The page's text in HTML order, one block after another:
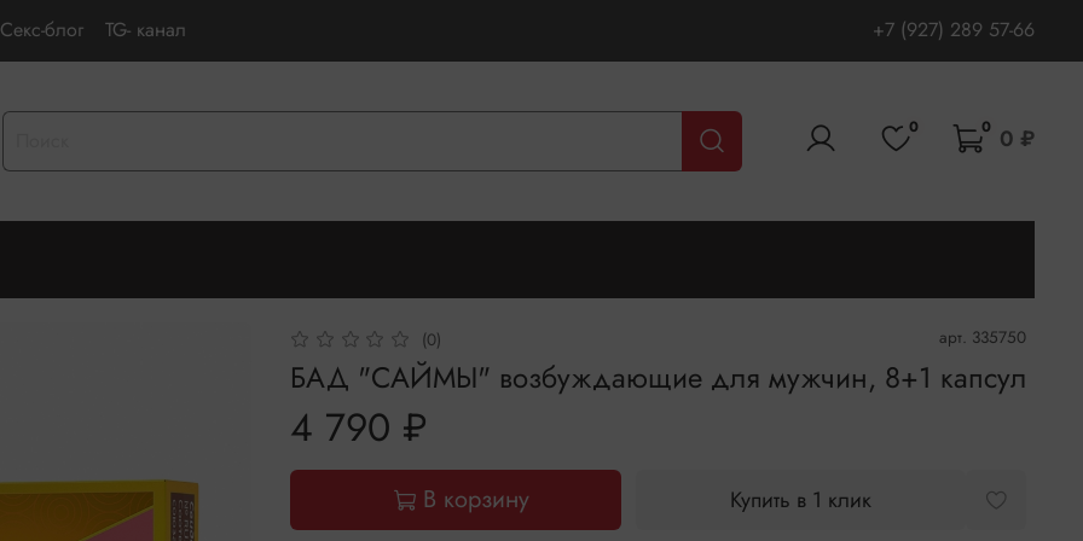
Секс-блог TG- канал +7 (927) 289 57-66
0 0 0 ₽
(0) арт. 335750
БАД "САЙМЫ" возбуждающие для мужчин, 8+1 капсул
4 790 ₽
В корзину Купить в 1 клик